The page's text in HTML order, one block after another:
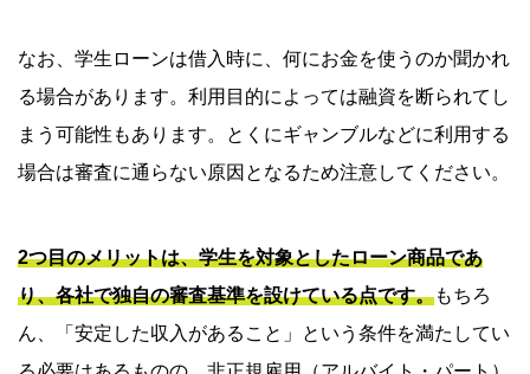
なお、学生ローンは借入時に、何にお金を使うのか聞かれ
る場合があります。利用目的によっては融資を断られてし
まう可能性もあります。とくにギャンブルなどに利用する
場合は審査に通らない原因となるため注意してください。
2つ目のメリットは、学生を対象としたローン商品であ
り、各社で独自の審査基準を設けている点です。もちろ
ん、「安定した収入があること」という条件を満たしてい